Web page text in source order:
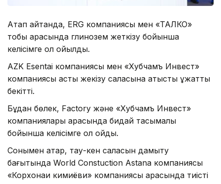
Атап айтқанда, ERG компаниясы мен «ТАЛКО»
тобы арасында глинозем жеткізу бойынша
келісімге қол қойылды.
AZK Esentai компаниясы мен «Хубчамъ Инвест»
компаниясы астық жекізу саласына қатысты құжатты
бекітті.
Бұдан бөлек, Factory және «Хубчамъ Инвест»
компаниялары арасында бидай тасымалы
бойынша келісімге қол қойды.
Сонымен қатар, тау-кен саласын дамыту
бағытында World Constuction Astana компаниясы
«Корхонаи кимиёви» компаниясы арасында тиісті